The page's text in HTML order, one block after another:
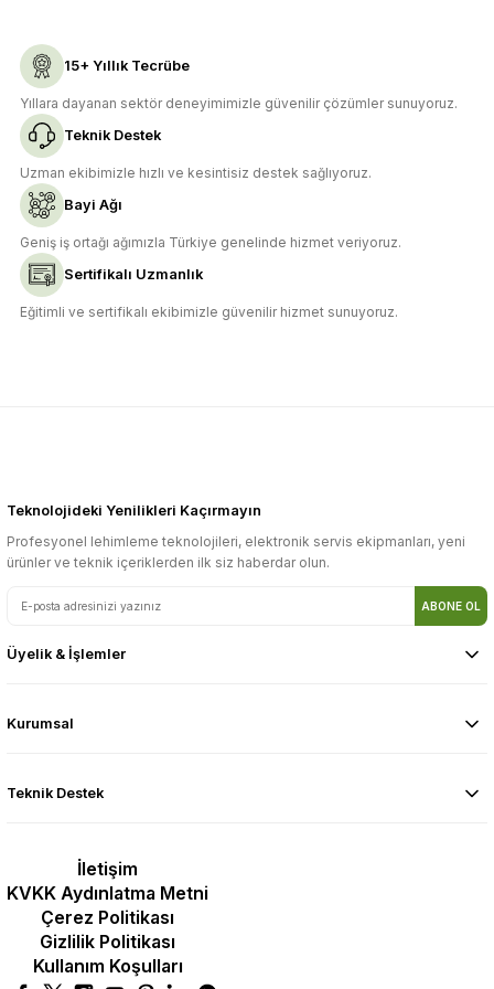
15+ Yıllık Tecrübe
Yıllara dayanan sektör deneyimimizle güvenilir çözümler sunuyoruz.
Teknik Destek
Uzman ekibimizle hızlı ve kesintisiz destek sağlıyoruz.
Bayi Ağı
Geniş iş ortağı ağımızla Türkiye genelinde hizmet veriyoruz.
Sertifikalı Uzmanlık
Eğitimli ve sertifikalı ekibimizle güvenilir hizmet sunuyoruz.
Teknolojideki Yenilikleri Kaçırmayın
Profesyonel lehimleme teknolojileri, elektronik servis ekipmanları, yeni
ürünler ve teknik içeriklerden ilk siz haberdar olun.
ABONE OL
Üyelik & İşlemler
Kurumsal
Teknik Destek
İletişim
KVKK Aydınlatma Metni
Çerez Politikası
Gizlilik Politikası
Kullanım Koşulları